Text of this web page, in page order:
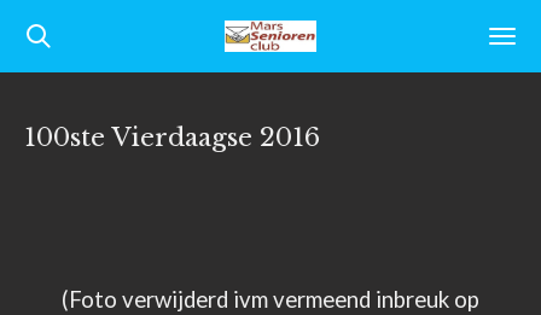
Ga
direct
de
100ste Vierdaagse 2016
(Foto verwijderd ivm vermeend inbreuk op